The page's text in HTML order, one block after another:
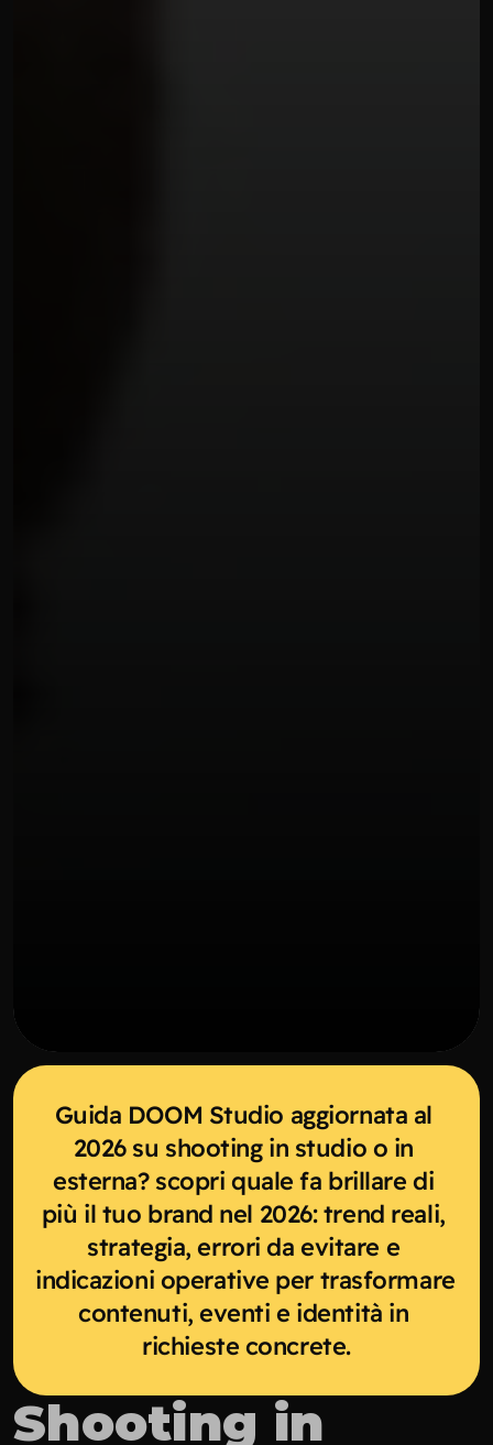
Guida DOOM Studio aggiornata al
2026 su shooting in studio o in
esterna? scopri quale fa brillare di
più il tuo brand nel 2026: trend reali,
strategia, errori da evitare e
indicazioni operative per trasformare
contenuti, eventi e identità in
richieste concrete.
Shooting in